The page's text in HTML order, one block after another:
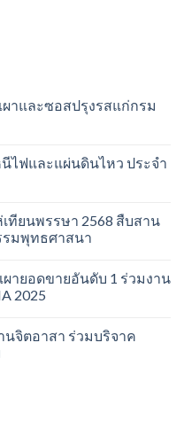
ผาและซอสปรุงรสแก่กรม
ไฟและแผ่นดินไหว ประจำ
ทียนพรรษา 2568 สืบสาน
มพุทธศาสนา
ายอดขายอันดับ 1 ร่วมงาน
2025
นจิตอาสา ร่วมบริจาค